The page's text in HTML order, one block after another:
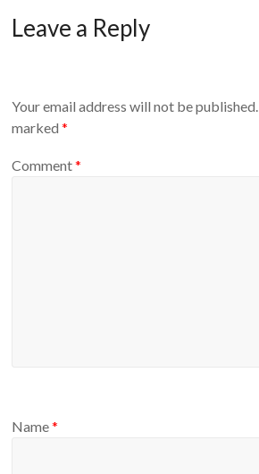
Leave a Reply
Your email address will not be published.
marked*
Comment*
Name*